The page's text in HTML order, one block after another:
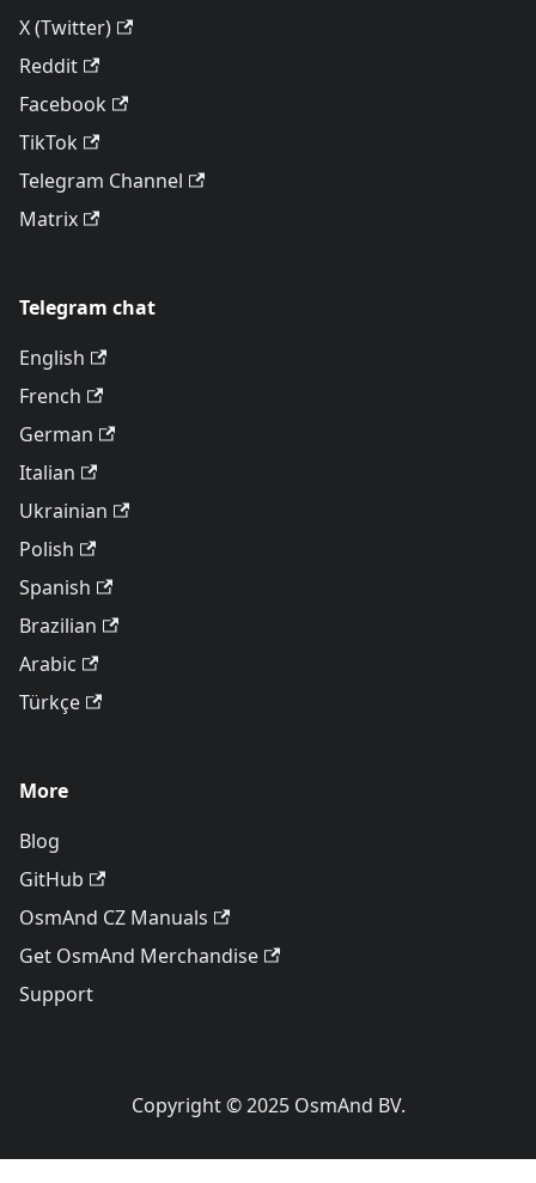
X (Twitter)
Reddit
Facebook
TikTok
Telegram Channel
Matrix
Telegram chat
English
French
German
Italian
Ukrainian
Polish
Spanish
Brazilian
Arabic
Türkçe
More
Blog
GitHub
OsmAnd CZ Manuals
Get OsmAnd Merchandise
Support
Copyright © 2025 OsmAnd BV.